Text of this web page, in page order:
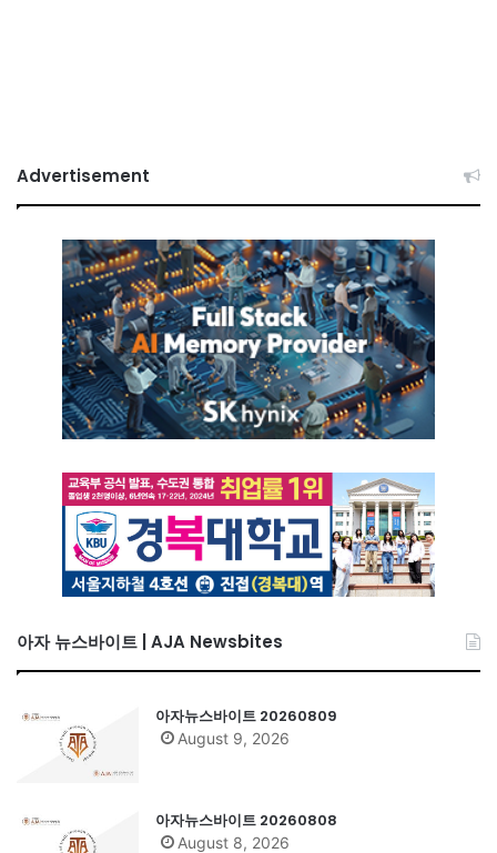
Advertisement
아자 뉴스바이트 | AJA Newsbites
아자뉴스바이트 20260809
August 9, 2026
아자뉴스바이트 20260808
August 8, 2026